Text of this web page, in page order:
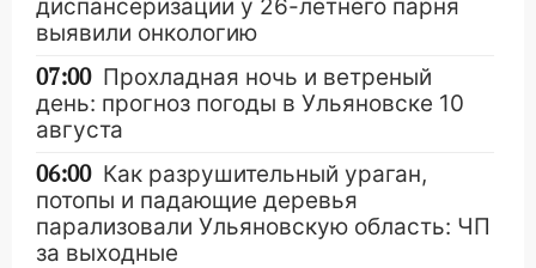
диспансеризации у 26-летнего парня
выявили онкологию
07:00 Прохладная ночь и ветреный
день: прогноз погоды в Ульяновске 10
августа
06:00 Как разрушительный ураган,
потопы и падающие деревья
парализовали Ульяновскую область: ЧП
за выходные